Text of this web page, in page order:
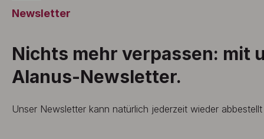
Newsletter
Nichts mehr verpassen: mit
Alanus-Newsletter.
Unser Newsletter kann natürlich jederzeit wieder